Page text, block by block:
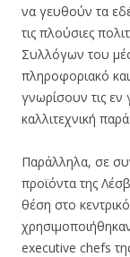
να γευθούν τα
τις πλούσιες
Συλλόγων του
πληροφοριακό
γνωρίσουν τις εν
καλλιτεχνική
Παράλληλα, σε
προϊόντα της
θέση στο
executive chefs